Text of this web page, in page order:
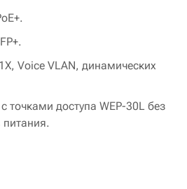
Voice VLAN, динамических
точками доступа WEP-30L без